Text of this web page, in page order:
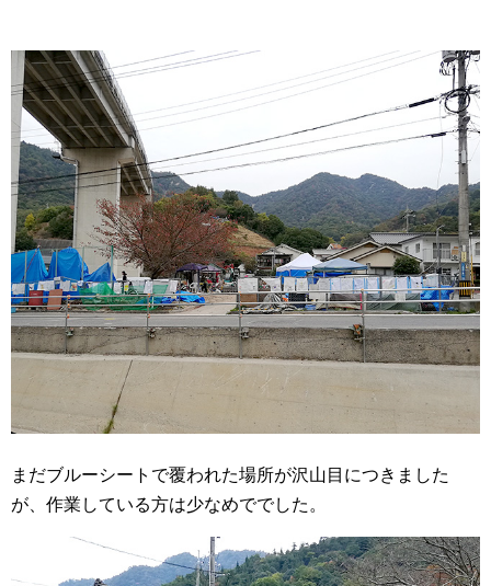
まだブルーシートで覆われた場所が沢山目につきました
が、作業している方は少なめででした。